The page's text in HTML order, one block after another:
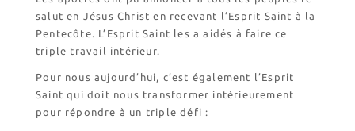
salut en Jésus Christ en recevant l’Esprit Saint à la
Pentecôte. L’Esprit Saint les a aidés à faire ce
triple travail intérieur.
Pour nous aujourd’hui, c’est également l’Esprit
Saint qui doit nous transformer intérieurement
pour répondre à un triple défi :